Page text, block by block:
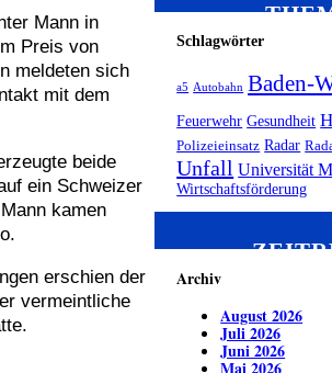
Mann in
Preis von
meldeten sich
mit dem
beide
ein Schweizer
kamen
erschien der
vermeintliche
Schlagwörter
a5 Autobahn Baden-
Feuerwehr Gesundheit
Polizeieinsatz Radar
Unfall Universität
Wirtschaftsförderung
Archiv
August 2026
Juli 2026
Juni 2026